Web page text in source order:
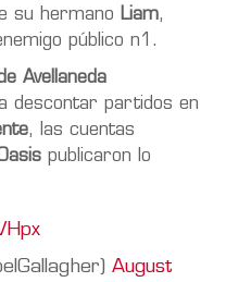
su hermano Liam,
público n1.
Avellaneda
descontar partidos en
, las cuentas
publicaron lo
August